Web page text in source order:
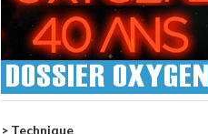
> Technique